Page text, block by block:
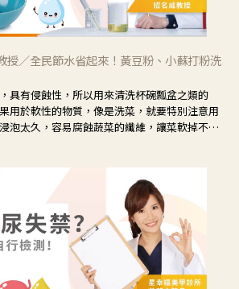
授／全民節水省起來！黃豆粉、小蘇打粉洗
具有侵蝕性，所以用來清洗杯碗瓢盆之類的
用於軟性的物質，像是洗菜，就要特別注意用
泡太久，容易腐蝕蔬菜的纖維，讓菜軟掉不清